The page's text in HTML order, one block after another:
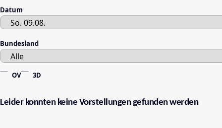
Datum
Bundesland
OV 3D
Leider konnten keine Vorstellungen gefunden werden